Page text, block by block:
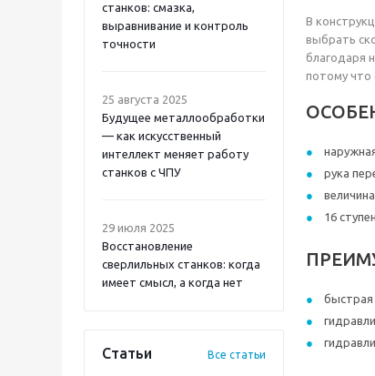
станков: смазка,
выравнивание и контроль
точности
25 августа 2025
Будущее металлообработки
— как искусственный
интеллект меняет работу
станков с ЧПУ
29 июля 2025
Восстановление
сверлильных станков: когда
имеет смысл, а когда нет
Статьи Все статьи
В
выбрать
благодаря
потому что
рука
16
быстрая